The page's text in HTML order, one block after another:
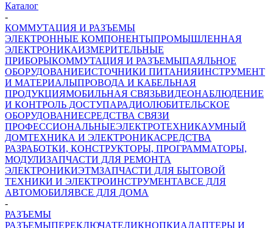
Каталог
-
КОММУТАЦИЯ И РАЗЪЕМЫ
ЭЛЕКТРОННЫЕ КОМПОНЕНТЫПРОМЫШЛЕННАЯ
ЭЛЕКТРОНИКАИЗМЕРИТЕЛЬНЫЕ
ПРИБОРЫКОММУТАЦИЯ И РАЗЪЕМЫПАЯЛЬНОЕ
ОБОРУДОВАНИЕИСТОЧНИКИ ПИТАНИЯИНСТРУМЕНТ
И МАТЕРИАЛЫПРОВОДА И КАБЕЛЬНАЯ
ПРОДУКЦИЯМОБИЛЬНАЯ СВЯЗЬВИДЕОНАБЛЮДЕНИЕ
И КОНТРОЛЬ ДОСТУПАРАДИОЛЮБИТЕЛЬСКОЕ
ОБОРУДОВАНИЕСРЕДСТВА СВЯЗИ
ПРОФЕССИОНАЛЬНЫЕЭЛЕКТРОТЕХНИКАУМНЫЙ
ДОМТЕХНИКА И ЭЛЕКТРОНИКАСРЕДСТВА
РАЗРАБОТКИ, КОНСТРУКТОРЫ, ПРОГРАММАТОРЫ,
МОДУЛИЗАПЧАСТИ ДЛЯ РЕМОНТА
ЭЛЕКТРОНИКИЭТМЗАПЧАСТИ ДЛЯ БЫТОВОЙ
ТЕХНИКИ И ЭЛЕКТРОИНСТРУМЕНТАВСЕ ДЛЯ
АВТОМОБИЛЯВСЕ ДЛЯ ДОМА
-
РАЗЪЕМЫ
РАЗЪЕМЫПЕРЕКЛЮЧАТЕЛИКНОПКИАДАПТЕРЫ И